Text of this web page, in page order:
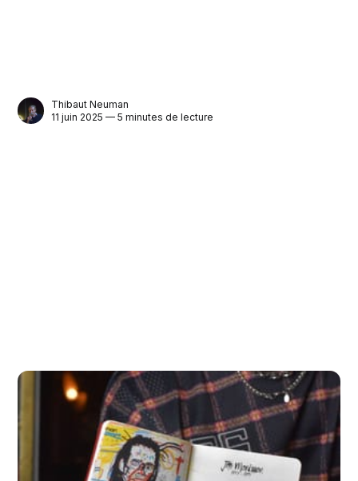
Thibaut Neuman
11 juin 2025 — 5 minutes de lecture